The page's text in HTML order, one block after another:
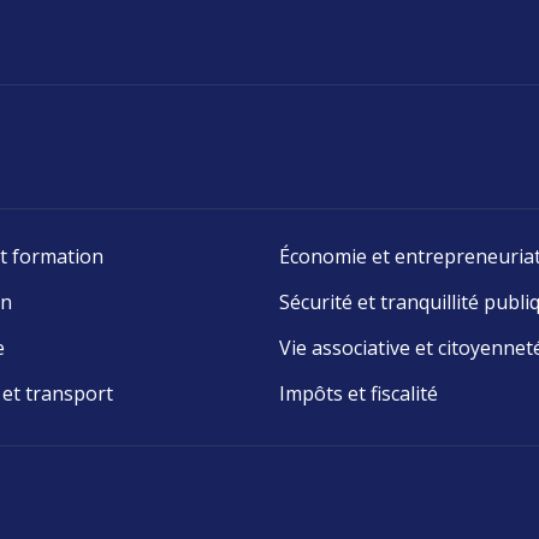
formation
Économie et
Sécurité et tranquillité
Vie associative et
transport
Impôts et fiscalité